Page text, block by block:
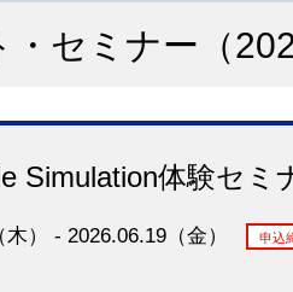
・セミナー （
Simulation体験セミ
木） - 2026.06.19（金） 申込